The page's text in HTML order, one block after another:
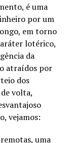
é uma
por um
em torno
lotérico,
da
atraídos por
dos
volta,
vejamos:
uma